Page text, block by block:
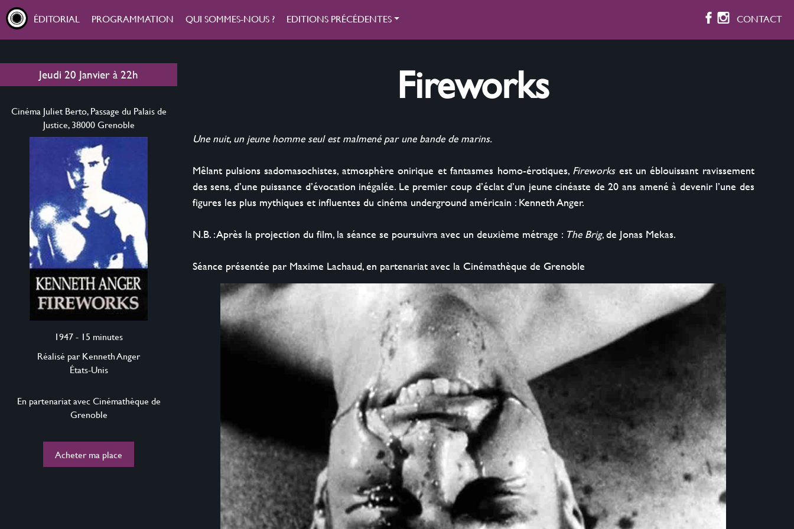
ÉDITORIAL PROGRAMMATION QUI SOMMES-NOUS ? EDITIONS PRÉCÉDENTES CONTACT
Jeudi 20 Janvierà22h
Cinéma Juliet Berto, Passage du Palais de
Justice, 38000 Grenoble
1947 - 15 minutes
Réalisé par Kenneth Anger
États-Unis
En partenariat avec Cinémathèque de
Grenoble
Acheter ma place
Fireworks
Une nuit, un jeune homme seul est malmené par une bande de marins.
Mêlant pulsions‭ ‬sadomasochistes,‭ ‬atmosphère onirique et fantasmes homo-érotiques,‭ ‬ Fireworks est un éblouissant ravissement
des sens,‭ ‬d’une puissance d’évocation‭ ‬inégalée.‭ ‬Le premier coup d‭’‬éclat‭ ‬d‭’‬un jeune cinéaste de‭ ‬20‭ ‬ans amené à devenir l’une des
figures les plus mythiques et influentes du cinéma‭ ‬underground américain :‭ ‬Kenneth Anger.
N.B. : Après la projection du film, la séance se poursuivra avec un deuxième métrage : The Brig, de Jonas Mekas.
Séance‭ ‬présentée par Maxime Lachaud,‭ ‬en partenariat avec la Cinémathèque de Grenoble‭